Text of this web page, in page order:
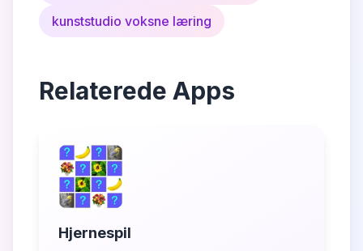
kunststudio voksne læring
Relaterede Apps
Hjernespil